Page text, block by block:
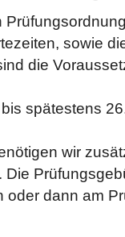
sowie
die
spätestens
wir
dann am